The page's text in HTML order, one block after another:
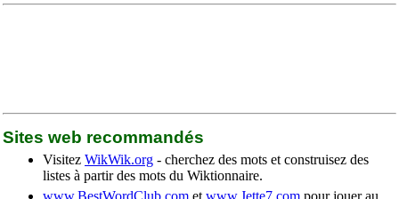
Sites web recommandés
Visitez WikWik.org - cherchez des mots et construisez des
listes à partir des mots du Wiktionnaire.
www.BestWordClub.com et www.Jette7.com pour jouer au